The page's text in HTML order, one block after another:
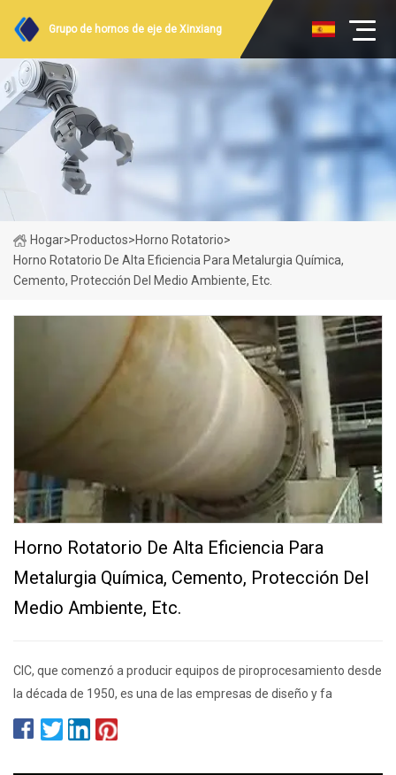
Grupo de hornos de eje de Xinxiang
Hogar>Productos>Horno Rotatorio>
Horno Rotatorio De Alta Eficiencia Para Metalurgia Química,
Cemento, Protección Del Medio Ambiente, Etc.
Horno Rotatorio De Alta Eficiencia Para
Metalurgia Química, Cemento, Protección Del
Medio Ambiente, Etc.
CIC, que comenzó a producir equipos de piroprocesamiento desde
la década de 1950, es una de las empresas de diseño y fa